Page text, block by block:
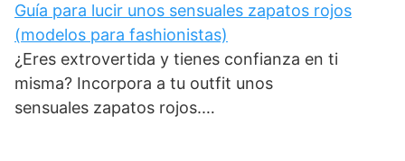
Guía para lucir unos sensuales zapatos rojos
(modelos para fashionistas)
¿Eres extrovertida y tienes confianza en ti
misma? Incorpora a tu outfit unos
sensuales zapatos rojos.…